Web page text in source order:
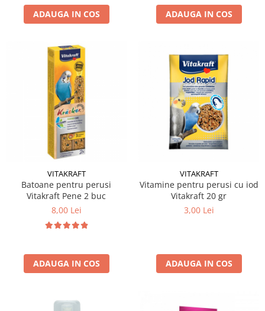
ADAUGA IN COS ADAUGA IN COS
VITAKRAFT
Batoane pentru perusi
Vitakraft Pene 2 buc
8,00 Lei
ADAUGA IN COS
VITAKRAFT
Vitamine pentru perusi cu iod
Vitakraft 20 gr
3,00 Lei
ADAUGA IN COS